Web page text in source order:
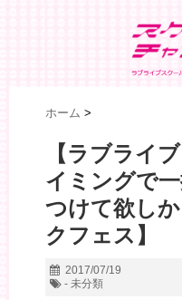
ホーム >
【ラブライ
イミングで
つけて欲し
クフェス】
2017/07/19
- 未分類